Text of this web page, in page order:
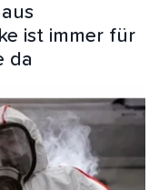
ist immer für
da